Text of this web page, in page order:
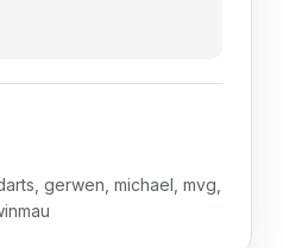
gerwen michael mvg